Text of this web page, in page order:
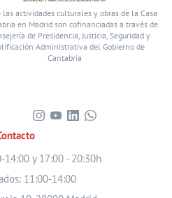
las actividades culturales y obras de la Casa
en Madrid son cofinanciadas a través de
de Presidencia, Justicia, Seguridad y
Administrativa del Gobierno de
Cantabria
Visita
perfil
en
Instagram
Visita
perfil
en
Youtube
Visita
perfil
en
Linkedin
Visita
perfil
WhatsApp
14:00 y 17:00 - 20:30h
11:00-14:00